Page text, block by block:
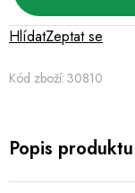
Kód zboží: 30810
Zeptat se
Hlídat
Popis produktu